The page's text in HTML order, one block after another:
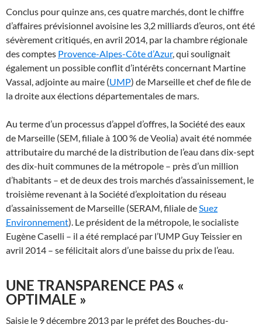
Conclus pour quinze ans, ces quatre marchés, dont le chiffre
d’affaires prévisionnel avoisine les 3,2 milliards d’euros, ont été
sévèrement critiqués, en avril 2014, par la chambre régionale
des comptes Provence-Alpes-Côte d’Azur, qui soulignait
également un possible conflit d’intérêts concernant Martine
Vassal, adjointe au maire (UMP) de Marseille et chef de file de
la droite aux élections départementales de mars.
Au terme d’un processus d’appel d’offres, la Société des eaux
de Marseille (SEM, filiale à 100 % de Veolia) avait été nommée
attributaire du marché de la distribution de l’eau dans dix-sept
des dix-huit communes de la métropole – près d’un million
d’habitants – et de deux des trois marchés d’assainissement, le
troisième revenant à la Société d’exploitation du réseau
d’assainissement de Marseille (SERAM, filiale deSuez
Environnement). Le président de la métropole, le socialiste
Eugène Caselli – il a été remplacé par l’UMP Guy Teissier en
avril 2014 – se félicitait alors d’une baisse du prix de l’eau.
UNE TRANSPARENCE PAS «
OPTIMALE »
Saisie le 9 décembre 2013 par le préfet des Bouches-du-